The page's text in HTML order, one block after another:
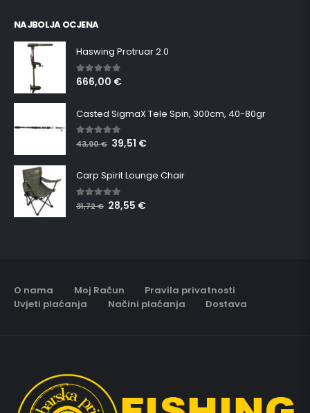
NAJBOLJA OCJENA
Haswing Protruar 2.0
5.00 out of 5
666,00 €
Casted SigmaX Tele Spin, 300cm, 40-80gr
5.00out of 5
43,90€ 39,51 €
Carp Spirit Lounge Chair
5.00 out of 5
31,72€ 28,55 €
O nama Moj Račun
Pravila privatnosti
Uvjeti plaćanja
Načini plaćanja Dostava